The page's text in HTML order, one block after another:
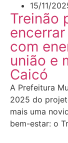
15/11/
Treinão
com
união e
Caicó
A Prefeitura
2025 do
mais uma
bem-estar: o